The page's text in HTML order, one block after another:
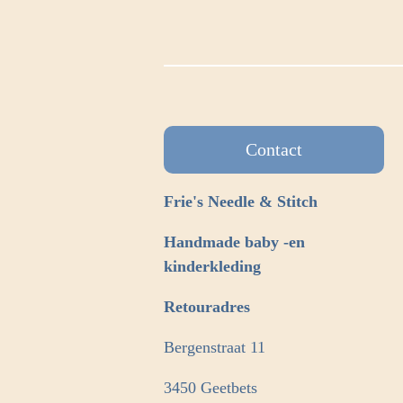
Contact
Frie's Needle & Stitch
Handmade baby -en
kinderkleding
Retouradres
Bergenstraat 11
3450 Geetbets